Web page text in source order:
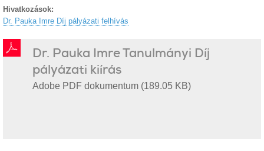
Hivatkozások:
Dr. Pauka Imre Díj pályázati felhívás
Dr. Pauka Imre Tanulmányi Díj
pályázati kiírás
Adobe PDF dokumentum (189.05 KB)